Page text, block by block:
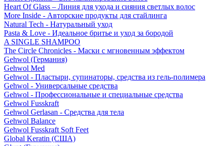
Heart Of Glass – Линия для ухода и сияния светлых волос
More Inside - Авторские продукты для стайлинга
Natural Tech - Натуральный уход
Pasta & Love - Идеальное бритье и уход за бородой
A SINGLE SHAMPOO
The Circle Chronicles - Маски с мгновенным эффектом
Gehwol (Германия)
Gehwol Med
Gehwol - Пластыри, супинаторы, средства из гель-полимера
Gehwol - Универсальные средства
Gehwol - Профессиональные и специальные средства
Gehwol Fusskraft
Gehwol Gerlasan - Средства для тела
Gehwol Balance
Gehwol Fusskraft Soft Feet
Global Keratin (США)